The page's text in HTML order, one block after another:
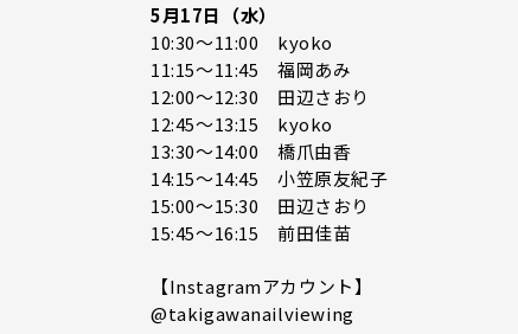
5月17日（水）
10:30～11:00 kyoko
11:15～11:45 福岡あみ
12:00～12:30 田辺さおり
12:45～13:15 kyoko
13:30～14:00 橋爪由香
14:15～14:45 小笠原友紀子
15:00～15:30 田辺さおり
15:45～16:15 前田佳苗
【Instagramアカウント】
@takigawanailviewing